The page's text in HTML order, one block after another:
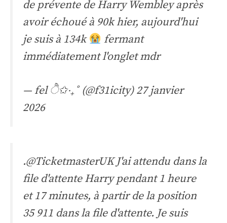
de prévente de Harry Wembley après
avoir échoué à 90k hier, aujourd'hui
je suis à 134k
fermant
immédiatement l'onglet mdr
— fel ੈ✩‧₊˚ (@f31icity)27 janvier
2026
.@TicketmasterUKJ'ai attendu dans la
file d'attente Harry pendant 1 heure
et 17 minutes, à partir de la position
35 911 dans la file d'attente. Je suis